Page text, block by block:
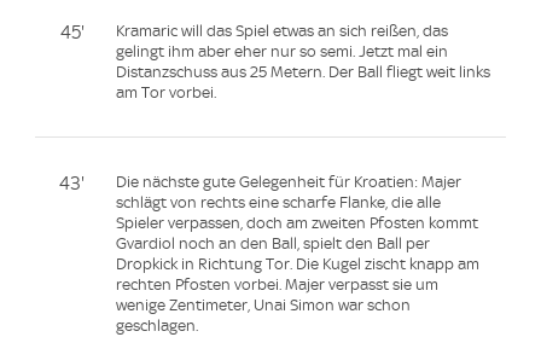
45'
Kramaric will das Spiel etwas an sich reißen, das
gelingt ihm aber eher nur so semi. Jetzt mal ein
Distanzschuss aus 25 Metern. Der Ball fliegt weit links
am Tor vorbei.
43'
Die nächste gute Gelegenheit für Kroatien: Majer
schlägt von rechts eine scharfe Flanke, die alle
Spieler verpassen, doch am zweiten Pfosten kommt
Gvardiol noch an den Ball, spielt den Ball per
Dropkick in Richtung Tor. Die Kugel zischt knapp am
rechten Pfosten vorbei. Majer verpasst sie um
wenige Zentimeter, Unai Simon war schon
geschlagen.